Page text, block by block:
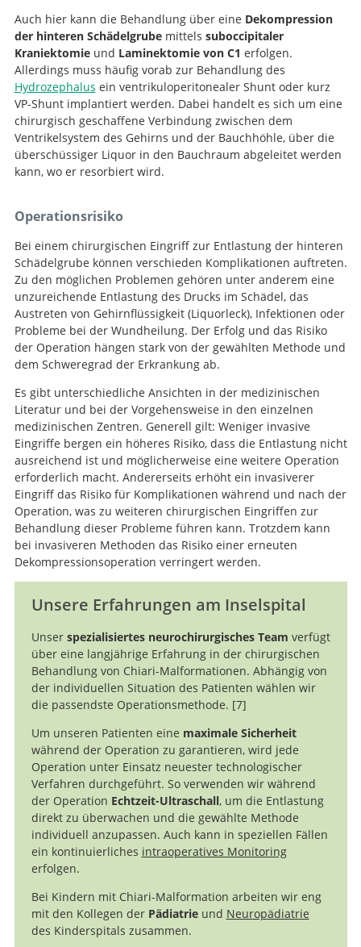
Auch hier kann die Behandlung über eine Dekompression
der hinteren Schädelgrubemittels suboccipitaler
Kraniektomieund Laminektomie von C1 erfolgen.
Allerdings muss häufig vorab zur Behandlung des
Hydrozephalus ein ventrikuloperitonealer Shunt oder kurz
VP-Shunt implantiert werden. Dabei handelt es sich um eine
chirurgisch geschaffene Verbindung zwischen dem
Ventrikelsystem des Gehirns und der Bauchhöhle, über die
überschüssiger Liquor in den Bauchraum abgeleitet werden
kann, wo er resorbiert wird.
Operationsrisiko
Bei einem chirurgischen Eingriff zur Entlastung der hinteren
Schädelgrube können verschieden Komplikationen auftreten.
Zu den möglichen Problemen gehören unter anderem eine
unzureichende Entlastung des Drucks im Schädel, das
Austreten von Gehirnflüssigkeit (Liquorleck), Infektionen oder
Probleme bei der Wundheilung. Der Erfolg und das Risiko
der Operation hängen stark von der gewählten Methode und
dem Schweregrad der Erkrankung ab.
Es gibt unterschiedliche Ansichten in der medizinischen
Literatur und bei der Vorgehensweise in den einzelnen
medizinischen Zentren. Generell gilt: Weniger invasive
Eingriffe bergen ein höheres Risiko, dass die Entlastung nicht
ausreichend ist und möglicherweise eine weitere Operation
erforderlich macht. Andererseits erhöht ein invasiverer
Eingriff das Risiko für Komplikationen während und nach der
Operation, was zu weiteren chirurgischen Eingriffen zur
Behandlung dieser Probleme führen kann. Trotzdem kann
bei invasiveren Methoden das Risiko einer erneuten
Dekompressionsoperation verringert werden.
Unsere Erfahrungen am Inselspital
Unser spezialisiertes neurochirurgisches Team verfügt
über eine langjährige Erfahrung in der chirurgischen
Behandlung von Chiari-Malformationen. Abhängig von
der individuellen Situation des Patienten wählen wir
die passendste Operationsmethode. 7
Comparison
of Results Between Posterior Fossa Decompression
with and without Duraplasty for the Surgical Treatment
of Chiari Malformation Type I: A Systematic Review and
Meta-Analysis
Um unseren Patienten eine maximale Sicherheit
während der Operation zu garantieren, wird jede
Operation unter Einsatz neuester technologischer
Verfahren durchgeführt. So verwenden wir während
der Operation Echtzeit-Ultraschall, um die Entlastung
direkt zu überwachen und die gewählte Methode
individuell anzupassen. Auch kann in speziellen Fällen
ein kontinuierliches intraoperatives Monitoring
erfolgen.
Bei Kindern mit Chiari-Malformation arbeiten wir eng
mit den Kollegen der Pädiatrieund Neuropädiatrie
des Kinderspitals zusammen.